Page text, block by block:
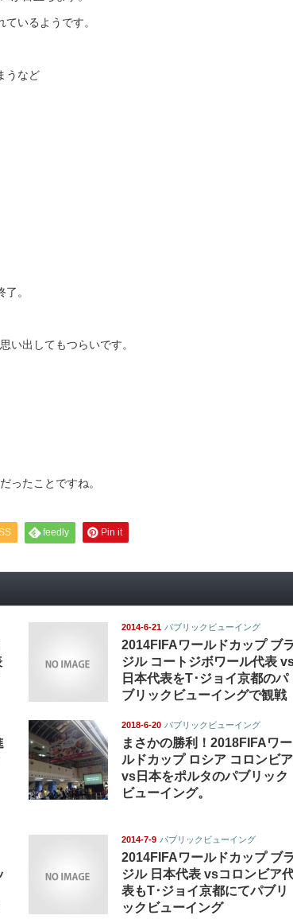
いるようです。
うなど
。
い出してもつらいです。
ったことですね。
feedly Pin it
2014-6-21 パブリックビューイング
2014FIFAワールドカップ ブ
ジル コートジボワール代表
日本代表をT･ジョイ京都のパ
ブリックビューイングで観戦
2018-6-20 パブリックビューイング
まさかの勝利！2018FIFAワー
ルドカップ ロシア コロンビア
vs日本をポルタのパブリック
ビューイング。
2014-7-9 パブリックビューイング
2014FIFAワールドカップ ブ
ジル 日本代表 vsコロンビア
表もT･ジョイ京都にてパブリ
ックビューイング